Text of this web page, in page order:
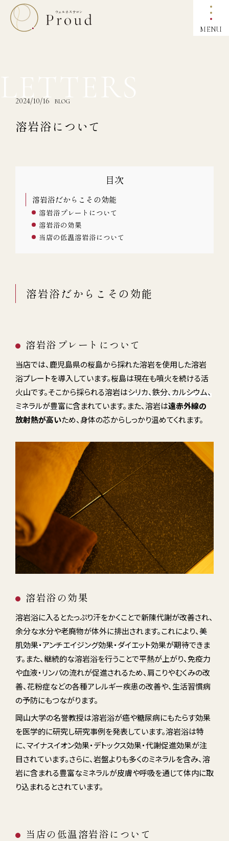
MENU
LETTERS
2024/10/16 BLOG
溶岩浴について
目次
溶岩浴だからこその効能
溶岩浴プレートについて
溶岩浴の効果
当店の低温溶岩浴について
溶岩浴だからこその効能
溶岩浴プレートについて
当店では、鹿児島県の桜島から採れた溶岩を使用した溶岩
浴プレートを導入しています。桜島は現在も噴火を続ける活
火山です。そこから採られる溶岩はシリカ、鉄分、カルシウム、
ミネラルが豊富に含まれています。また、溶岩は遠赤外線の
放射熱が高いため、身体の芯からしっかり温めてくれます。
溶岩浴の効果
溶岩浴に入るとたっぷり汗をかくことで新陳代謝が改善され、
余分な水分や老廃物が体外に排出されます。これにより、美
肌効果・アンチエイジング効果・ダイエット効果が期待できま
す。また、継続的な溶岩浴を行うことで平熱が上がり、免疫力
や血液・リンパの流れが促進されるため、肩こりやむくみの改
善、花粉症などの各種アレルギー疾患の改善や、生活習慣病
の予防にもつながります。
岡山大学の名誉教授は溶岩浴が癌や糖尿病にもたらす効果
を医学的に研究し研究事例を発表しています。溶岩浴は特
に、マイナスイオン効果・デトックス効果・代謝促進効果が注
目されています。さらに、岩盤よりも多くのミネラルを含み、溶
岩に含まれる豊富なミネラルが皮膚や呼吸を通じて体内に取
り込まれるとされています。
当店の低温溶岩浴について